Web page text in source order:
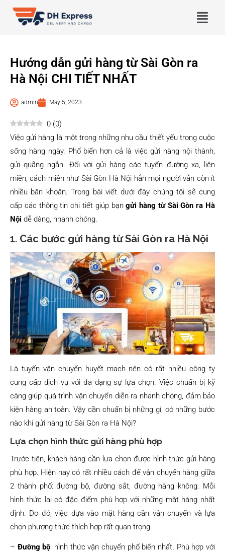
Hướng dẫn gửi hàng từ Sài Gòn ra
Hà Nội CHI TIẾT NHẤT
admin May 5, 2023
0 (0)
Việc gửi hàng là một trong những nhu cầu thiết yếu trong cuộc
sống hàng ngày. Phổ biến hơn cả là việc gửi hàng nội thành,
gửi quãng ngắn. Đối với gửi hàng các tuyến đường xa, liên
miền, cách miền như Sài Gòn Hà Nội hẳn mọi người vẫn còn ít
nhiều băn khoăn. Trong bài viết dưới đây chúng tôi sẽ cung
cấp các thông tin chi tiết giúp bạngửi hàng từ Sài Gòn ra Hà
Nội dễ dàng, nhanh chóng.
1. Các bước gửi hàng từ Sài Gòn ra Hà Nội
Là tuyến vận chuyển huyết mạch nên có rất nhiều công ty
cung cấp dịch vụ với đa dạng sự lựa chọn. Việc chuẩn bị kỹ
càng giúp quá trình vận chuyển diễn ra nhanh chóng, đảm bảo
kiện hàng an toàn. Vậy cần chuẩn bị những gì, có những bước
nào khi gửi hàng từ Sài Gòn ra Hà Nội?
Lựa chọn hình thức gửi hàng phù hợp
Trước tiên, khách hàng cần lựa chọn được hình thức gửi hàng
phù hợp. Hiện nay có rất nhiều cách để vận chuyển hàng giữa
2 thành phố: đường bộ, đường sắt, đường hàng không. Mỗi
hình thức lại có đặc điểm phù hợp với những mặt hàng nhất
định. Do đó, việc dựa vào mặt hàng cần vận chuyển và lựa
chọn phương thức thích hợp rất quan trọng.
– Đường bộ: hình thức vận chuyển phổ biến nhất. Phù hợp với